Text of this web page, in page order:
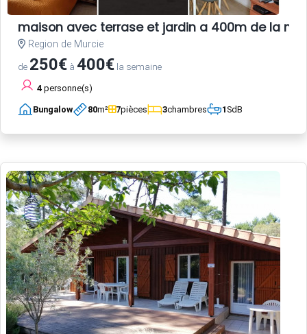
maison avec terrase et jardin a 400m de la mer
Region de Murcie
de 250€ à 400€ la semaine
4 personne(s)
Bungalow 80m² 7pièces 3chambres 1SdB